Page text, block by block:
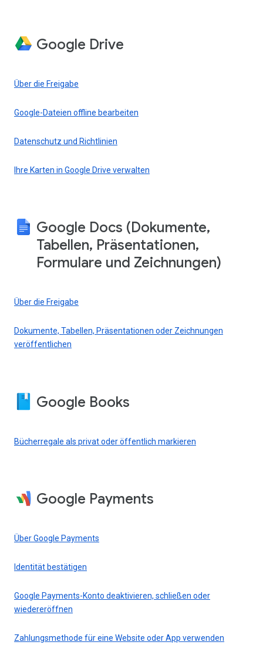
Google Drive
Über die Freigabe
Google-Dateien offline bearbeiten
Datenschutz und Richtlinien
Ihre Karten in Google Drive verwalten
Google Docs (Dokumente,
Tabellen, Präsentationen,
Formulare und Zeichnungen)
Über die Freigabe
Dokumente, Tabellen, Präsentationen oder Zeichnungen
veröffentlichen
Google Books
Bücherregale als privat oder öffentlich markieren
Google Payments
Über Google Payments
Identität bestätigen
Google Payments-Konto deaktivieren, schließen oder
wiedereröffnen
Zahlungsmethode für eine Website oder App verwenden